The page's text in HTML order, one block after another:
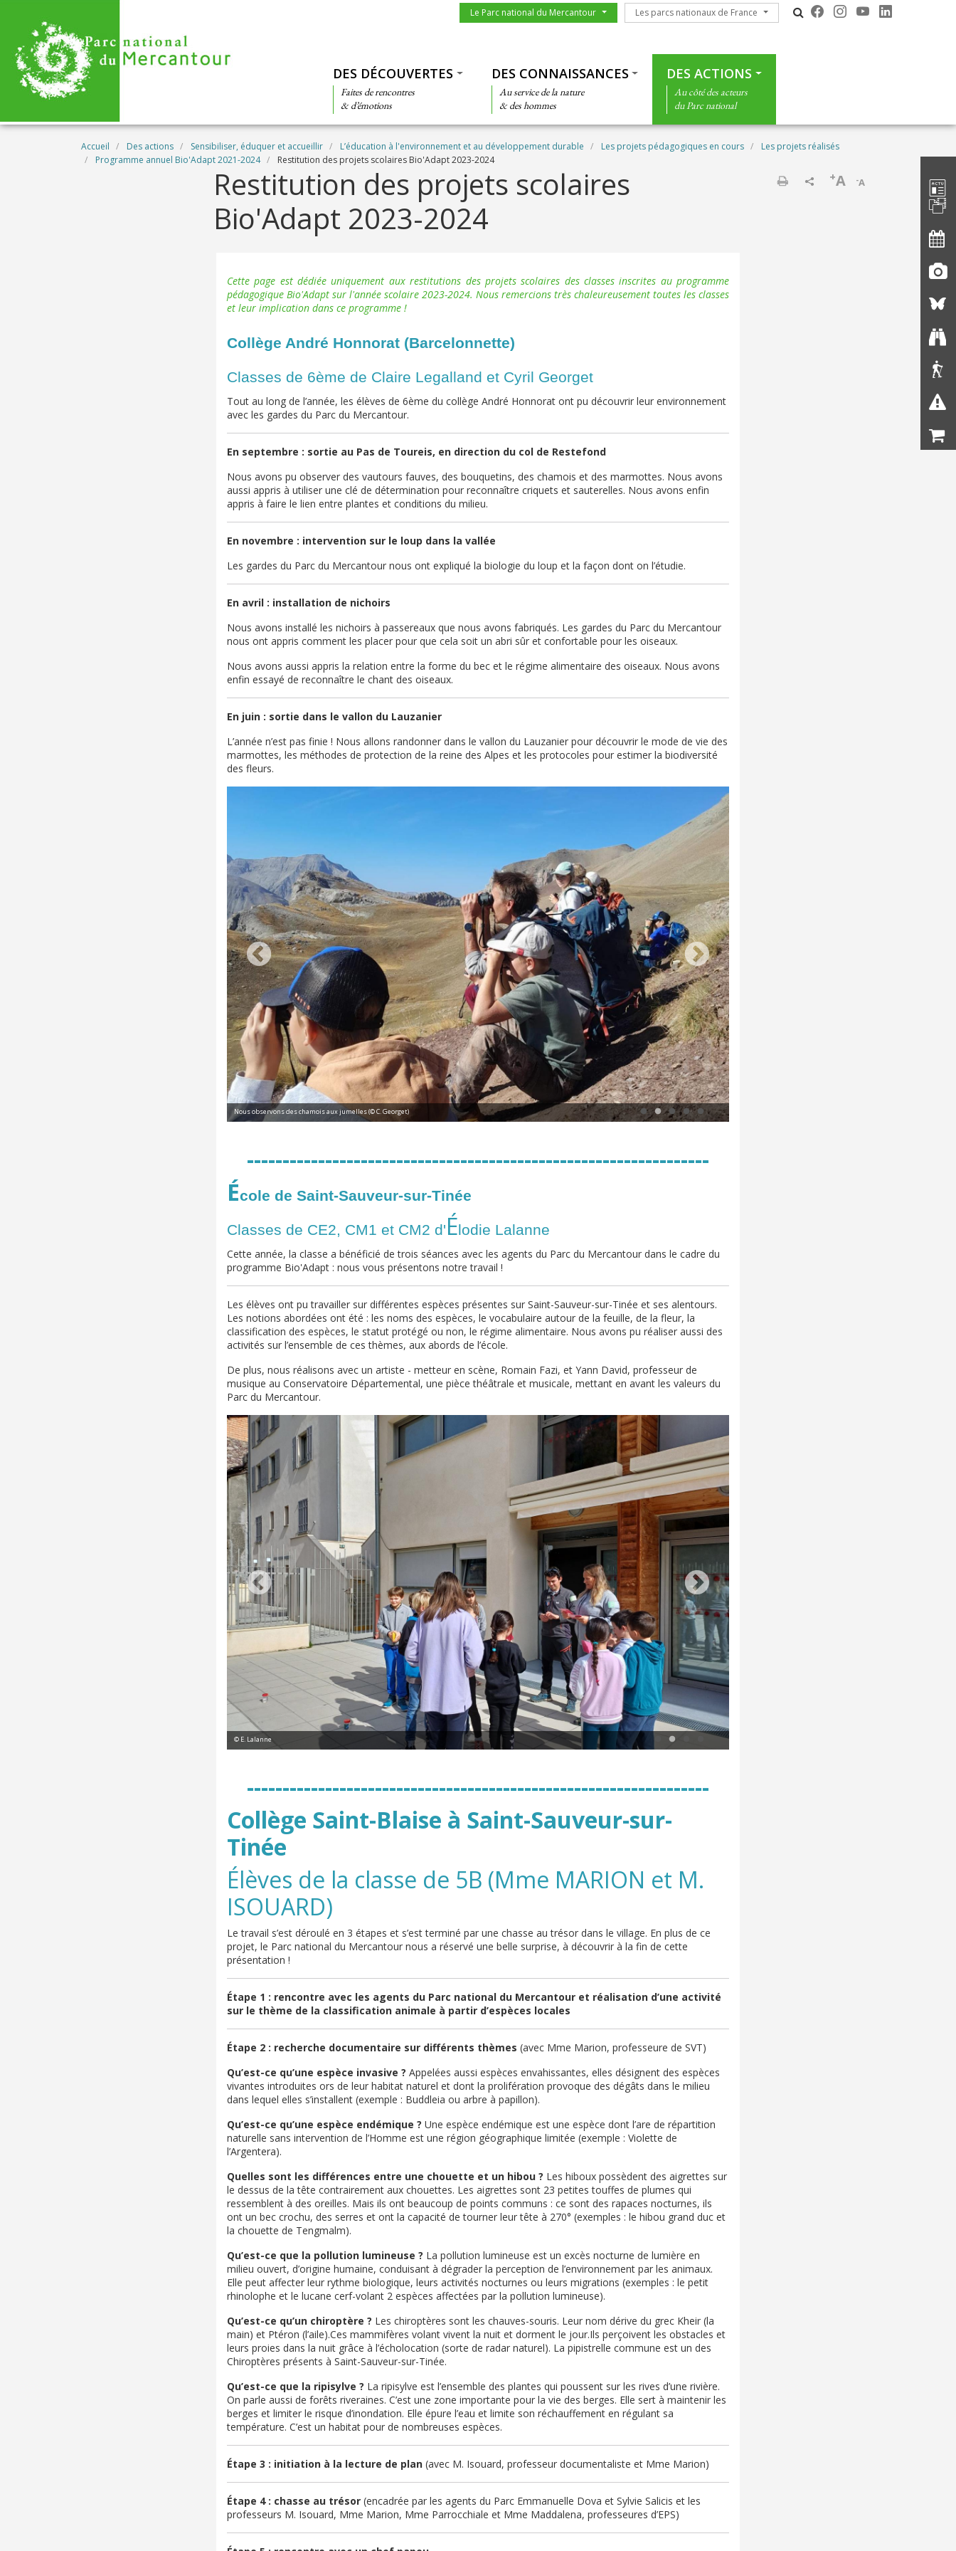
Menu du parc
Le Parc national du Mercantour Les parcs nationaux de France
Les parcs nationaux de France
DES DÉCOUVERTES
Faites de rencontres
& d’émotions
DES CONNAISSANCES
Au service de la nature
& des hommes
DES ACTIONS
Au côté des acteurs
du Parc national
Fil d'Ariane
Accueil Des actions Sensibiliser, éduquer et accueillir L’éducation à l'environnement et au développement durable Les projets pédagogiques en cours
Les projets réalisés
Programme annuel Bio'Adapt 2021-2024
Restitution des projets scolaires Bio'Adapt 2023-2024
-A
+A
Restitution des projets scolaires
Bio'Adapt 2023-2024
Cette page est dédiée uniquement aux restitutions des projets scolaires des classes inscrites au programme
pédagogique Bio'Adapt sur l'année scolaire 2023-2024. Nous remercions très chaleureusement toutes les classes
et leur implication dans ce programme !
Collège André Honnorat (Barcelonnette)
Classes de 6ème de Claire Legalland et Cyril Georget
Tout au long de l’année, les élèves de 6ème du collège André Honnorat ont pu découvrir leur environnement
avec les gardes du Parc du Mercantour.
En septembre : sortie au Pas de Toureis, en direction du col de Restefond
Nous avons pu observer des vautours fauves, des bouquetins, des chamois et des marmottes. Nous avons
aussi appris à utiliser une clé de détermination pour reconnaître criquets et sauterelles. Nous avons enfin
appris à faire le lien entre plantes et conditions du milieu.
En novembre : intervention sur le loup dans la vallée
Les gardes du Parc du Mercantour nous ont expliqué la biologie du loup et la façon dont on l’étudie.
En avril : installation de nichoirs
Nous avons installé les nichoirs à passereaux que nous avons fabriqués. Les gardes du Parc du Mercantour
nous ont appris comment les placer pour que cela soit un abri sûr et confortable pour les oiseaux.
Nous avons aussi appris la relation entre la forme du bec et le régime alimentaire des oiseaux. Nous avons
enfin essayé de reconnaître le chant des oiseaux.
En juin : sortie dans le vallon du Lauzanier
L’année n’est pas finie ! Nous allons randonner dans le vallon du Lauzanier pour découvrir le mode de vie des
marmottes, les méthodes de protection de la reine des Alpes et les protocoles pour estimer la biodiversité
des fleurs.
Nous observons des chamois aux jumelles (© C. Georget)
-----------------------------------------------------------------
École de Saint-Sauveur-sur-Tinée
Classes de CE2, CM1 et CM2 d'Élodie Lalanne
Cette année, la classe a bénéficié de trois séances avec les agents du Parc du Mercantour dans le cadre du
programme Bio'Adapt : nous vous présentons notre travail !
Les élèves ont pu travailler sur différentes espèces présentes sur Saint-Sauveur-sur-Tinée et ses alentours.
Les notions abordées ont été : les noms des espèces, le vocabulaire autour de la feuille, de la fleur, la
classification des espèces, le statut protégé ou non, le régime alimentaire. Nous avons pu réaliser aussi des
activités sur l’ensemble de ces thèmes, aux abords de l’école.
De plus, nous réalisons avec un artiste - metteur en scène, Romain Fazi, et Yann David, professeur de
musique au Conservatoire Départemental, une pièce théâtrale et musicale, mettant en avant les valeurs du
Parc du Mercantour.
© E. Lalanne
-----------------------------------------------------------------
Collège Saint-Blaise à Saint-Sauveur-sur-
Tinée
Élèves de la classe de 5B (Mme MARION et M.
ISOUARD)
Le travail s’est déroulé en 3 étapes et s’est terminé par une chasse au trésor dans le village. En plus de ce
projet, le Parc national du Mercantour nous a réservé une belle surprise, à découvrir à la fin de cette
présentation !
Étape 1 : rencontre avec les agents du Parc national du Mercantour et réalisation d’une activité
sur le thème de la classification animale à partir d’espèces locales
Étape 2 : recherche documentaire sur différents thèmes (avec Mme Marion, professeure de SVT)
Qu’est-ce qu’une espèce invasive ? Appelées aussi espèces envahissantes, elles désignent des espèces
vivantes introduites ors de leur habitat naturel et dont la prolifération provoque des dégâts dans le milieu
dans lequel elles s’installent (exemple : Buddleia ou arbre à papillon).
Qu’est-ce qu’une espèce endémique ? Une espèce endémique est une espèce dont l’are de répartition
naturelle sans intervention de l’Homme est une région géographique limitée (exemple : Violette de
l’Argentera).
Quelles sont les différences entre une chouette et un hibou ? Les hiboux possèdent des aigrettes sur
le dessus de la tête contrairement aux chouettes. Les aigrettes sont 23 petites touffes de plumes qui
ressemblent à des oreilles. Mais ils ont beaucoup de points communs : ce sont des rapaces nocturnes, ils
ont un bec crochu, des serres et ont la capacité de tourner leur tête à 270° (exemples : le hibou grand duc et
la chouette de Tengmalm).
Qu’est-ce que la pollution lumineuse ? La pollution lumineuse est un excès nocturne de lumière en
milieu ouvert, d’origine humaine, conduisant à dégrader la perception de l’environnement par les animaux.
Elle peut affecter leur rythme biologique, leurs activités nocturnes ou leurs migrations (exemples : le petit
rhinolophe et le lucane cerf-volant 2 espèces affectées par la pollution lumineuse).
Qu’est-ce qu’un chiroptère ? Les chiroptères sont les chauves-souris. Leur nom dérive du grec Kheir (la
main) et Ptéron (l’aile).Ces mammifères volant vivent la nuit et dorment le jour.Ils perçoivent les obstacles et
leurs proies dans la nuit grâce à l’écholocation (sorte de radar naturel). La pipistrelle commune est un des
Chiroptères présents à Saint-Sauveur-sur-Tinée.
Qu’est-ce que la ripisylve ? La ripisylve est l’ensemble des plantes qui poussent sur les rives d’une rivière.
On parle aussi de forêts riveraines. C’est une zone importante pour la vie des berges. Elle sert à maintenir les
berges et limiter le risque d’inondation. Elle épure l’eau et limite son réchauffement en régulant sa
température. C’est un habitat pour de nombreuses espèces.
Étape 3 : initiation à la lecture de plan (avec M. Isouard, professeur documentaliste et Mme Marion)
Étape 4 : chasse au trésor (encadrée par les agents du Parc Emmanuelle Dova et Sylvie Salicis et les
professeurs M. Isouard, Mme Marion, Mme Parrocchiale et Mme Maddalena, professeures d’EPS)